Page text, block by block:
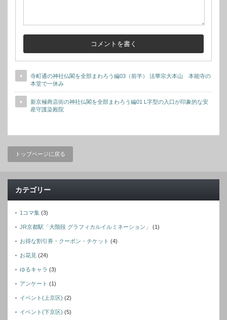
寺町通の神社仏閣を全部まわろう編03（前半） 法華宗大本山 本能寺の
本堂で一休み
新京極商店街の神社仏閣を全部まわろう編01 L字型の入口が印象的な安
産守護染殿院
トップページに戻る
カテゴリー
1コマ集 (3)
JR京都駅「大階段 グラフィカルイルミネーション」 (1)
お得な割引券・クーポン・チケット (4)
お花見 (24)
ゆるキャラ (3)
アンケート (1)
イベント(上京区) (2)
イベント(下京区) (5)